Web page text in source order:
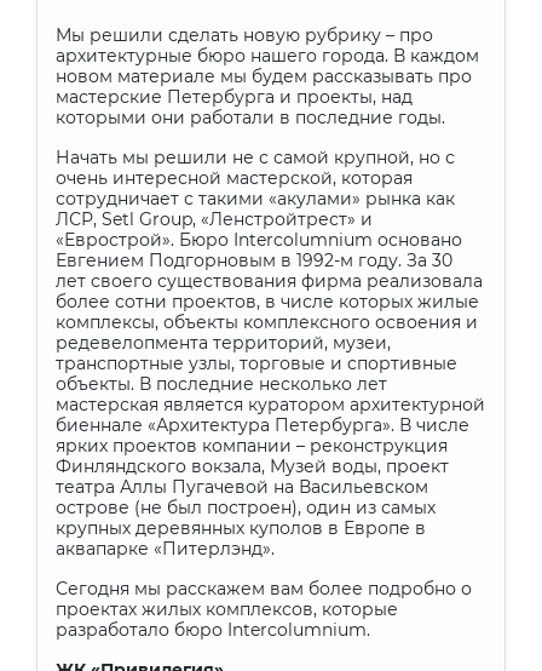
Мы решили сделать новую рубрику – про
архитектурные бюро нашего города. В каждом
новом материале мы будем рассказывать про
мастерские Петербурга и проекты, над
которыми они работали в последние годы.
Начать мы решили не с самой крупной, но с
очень интересной мастерской, которая
сотрудничает с такими «акулами» рынка как
ЛСР, Setl Group, «Ленстройтрест» и
«Еврострой». Бюро Intercolumnium основано
Евгением Подгорновым в 1992-м году. За 30
лет своего существования фирма реализовала
более сотни проектов, в числе которых жилые
комплексы, объекты комплексного освоения и
редевелопмента территорий, музеи,
транспортные узлы, торговые и спортивные
объекты. В последние несколько лет
мастерская является куратором архитектурной
биеннале «Архитектура Петербурга». В числе
ярких проектов компании – реконструкция
Финляндского вокзала, Музей воды, проект
театра Аллы Пугачевой на Васильевском
острове (не был построен), один из самых
крупных деревянных куполов в Европе в
аквапарке «Питерлэнд».
Сегодня мы расскажем вам более подробно о
проектах жилых комплексов, которые
разработало бюро Intercolumnium.